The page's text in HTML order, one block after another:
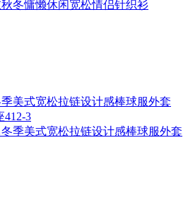
冬慵懒休闲宽松情侣针织衫
季美式宽松拉链设计感棒球服外套